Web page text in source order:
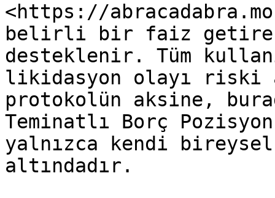
<https://
belirli bir faiz getiren
desteklenir. Tüm
likidasyon olayı riski
protokolün aksine,
Teminatlı Borç
yalnızca kendi
altındadır.